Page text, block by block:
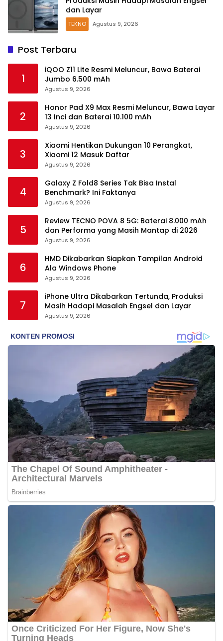
dan Layar
TEKNO Agustus 9, 2026
Post Terbaru
1
iQOO Z11 Lite Resmi Meluncur, Bawa Baterai
Jumbo 6.500 mAh
Agustus 9, 2026
2
Honor Pad X9 Max Resmi Meluncur, Bawa Layar
13 Inci dan Baterai 10.100 mAh
Agustus 9, 2026
3
Xiaomi Hentikan Dukungan 10 Perangkat,
Xiaomi 12 Masuk Daftar
Agustus 9, 2026
4
Galaxy Z Fold8 Series Tak Bisa Instal
Benchmark? Ini Faktanya
Agustus 9, 2026
5
Review TECNO POVA 8 5G: Baterai 8.000 mAh
dan Performa yang Masih Mantap di 2026
Agustus 9, 2026
6
HMD Dikabarkan Siapkan Tampilan Android
Ala Windows Phone
Agustus 9, 2026
7
iPhone Ultra Dikabarkan Tertunda, Produksi
Masih Hadapi Masalah Engsel dan Layar
Agustus 9, 2026